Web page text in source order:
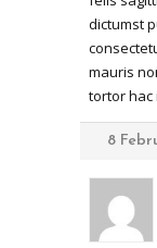
dictumst
mauris
tortor hac
8